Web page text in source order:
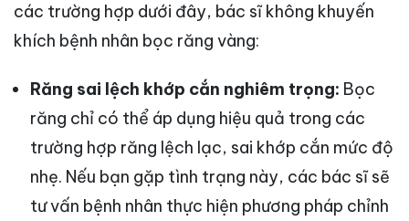
các trường hợp dưới đây, bác sĩ không khuyến
khích bệnh nhân bọc răng vàng:
Răng sai lệch khớp cắn nghiêm trọng: Bọc
răng chỉ có thể áp dụng hiệu quả trong các
trường hợp răng lệch lạc, sai khớp cắn mức độ
nhẹ. Nếu bạn gặp tình trạng này, các bác sĩ sẽ
tư vấn bệnh nhân thực hiện phương pháp chỉnh